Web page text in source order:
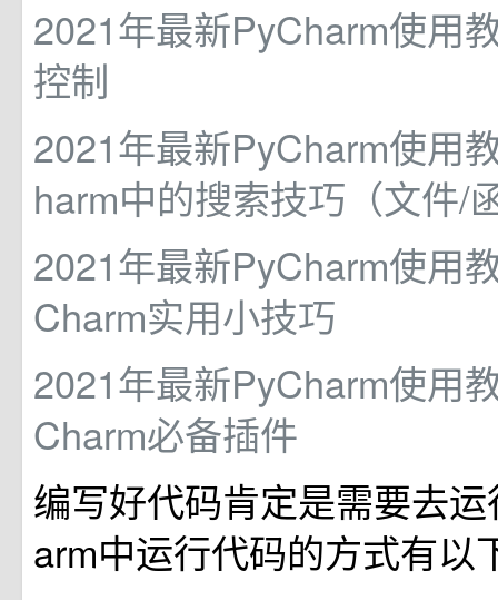
2021年最新PyCharm使用
控制
2021年最新PyCharm使用
harm中的搜索技巧（文件/
2021年最新PyCharm使用
Charm实用小技巧
2021年最新PyCharm使用
Charm必备插件
编写好代码肯定是需要去
arm中运行代码的方式有以